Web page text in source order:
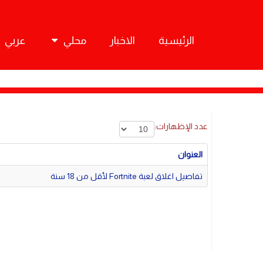
الرئيسية الاخبار محلي عربي
عدد الإظهارات:
العنوان
تفاصيل اغلاق لعبة Fortnite لأقل من 18 سنة